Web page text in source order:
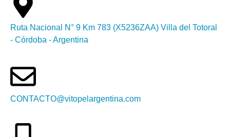
Ruta Nacional N° 9 Km 783 (X5236ZAA) Villa del Totoral
- Córdoba - Argentina
CONTACTO@vitopelargentina.com